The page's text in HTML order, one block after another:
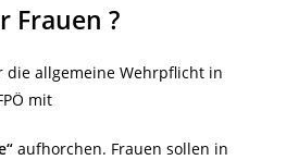
Frauen ?
allgemeine Wehrpflicht in
mit
aufhorchen. Frauen sollen in